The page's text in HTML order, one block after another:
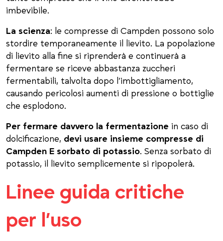
imbevibile.
La scienza: le compresse di Campden possono solo
stordire temporaneamente il lievito. La popolazione
di lievito alla fine si riprenderà e continuerà a
fermentare se riceve abbastanza zuccheri
fermentabili, talvolta dopo l’imbottigliamento,
causando pericolosi aumenti di pressione o bottiglie
che esplodono.
Per fermare davvero la fermentazione in caso di
dolcificazione, devi usare insieme compresse di
Campden E sorbato di potassio. Senza sorbato di
potassio, il lievito semplicemente si ripopolerà.
Linee guida critiche
per l’uso